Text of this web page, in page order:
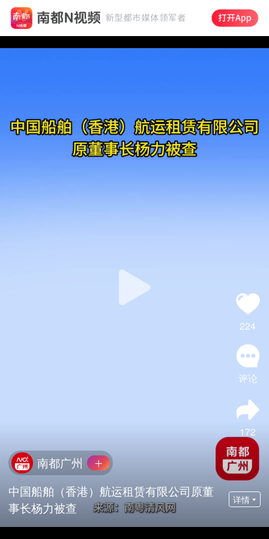
224
评论
172
南都广州
中国船舶（香港）航运租赁有限公司原董
事长杨力被查
详情